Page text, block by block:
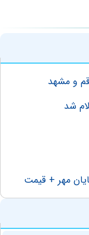
و مشهد
شد
مهر + قیمت